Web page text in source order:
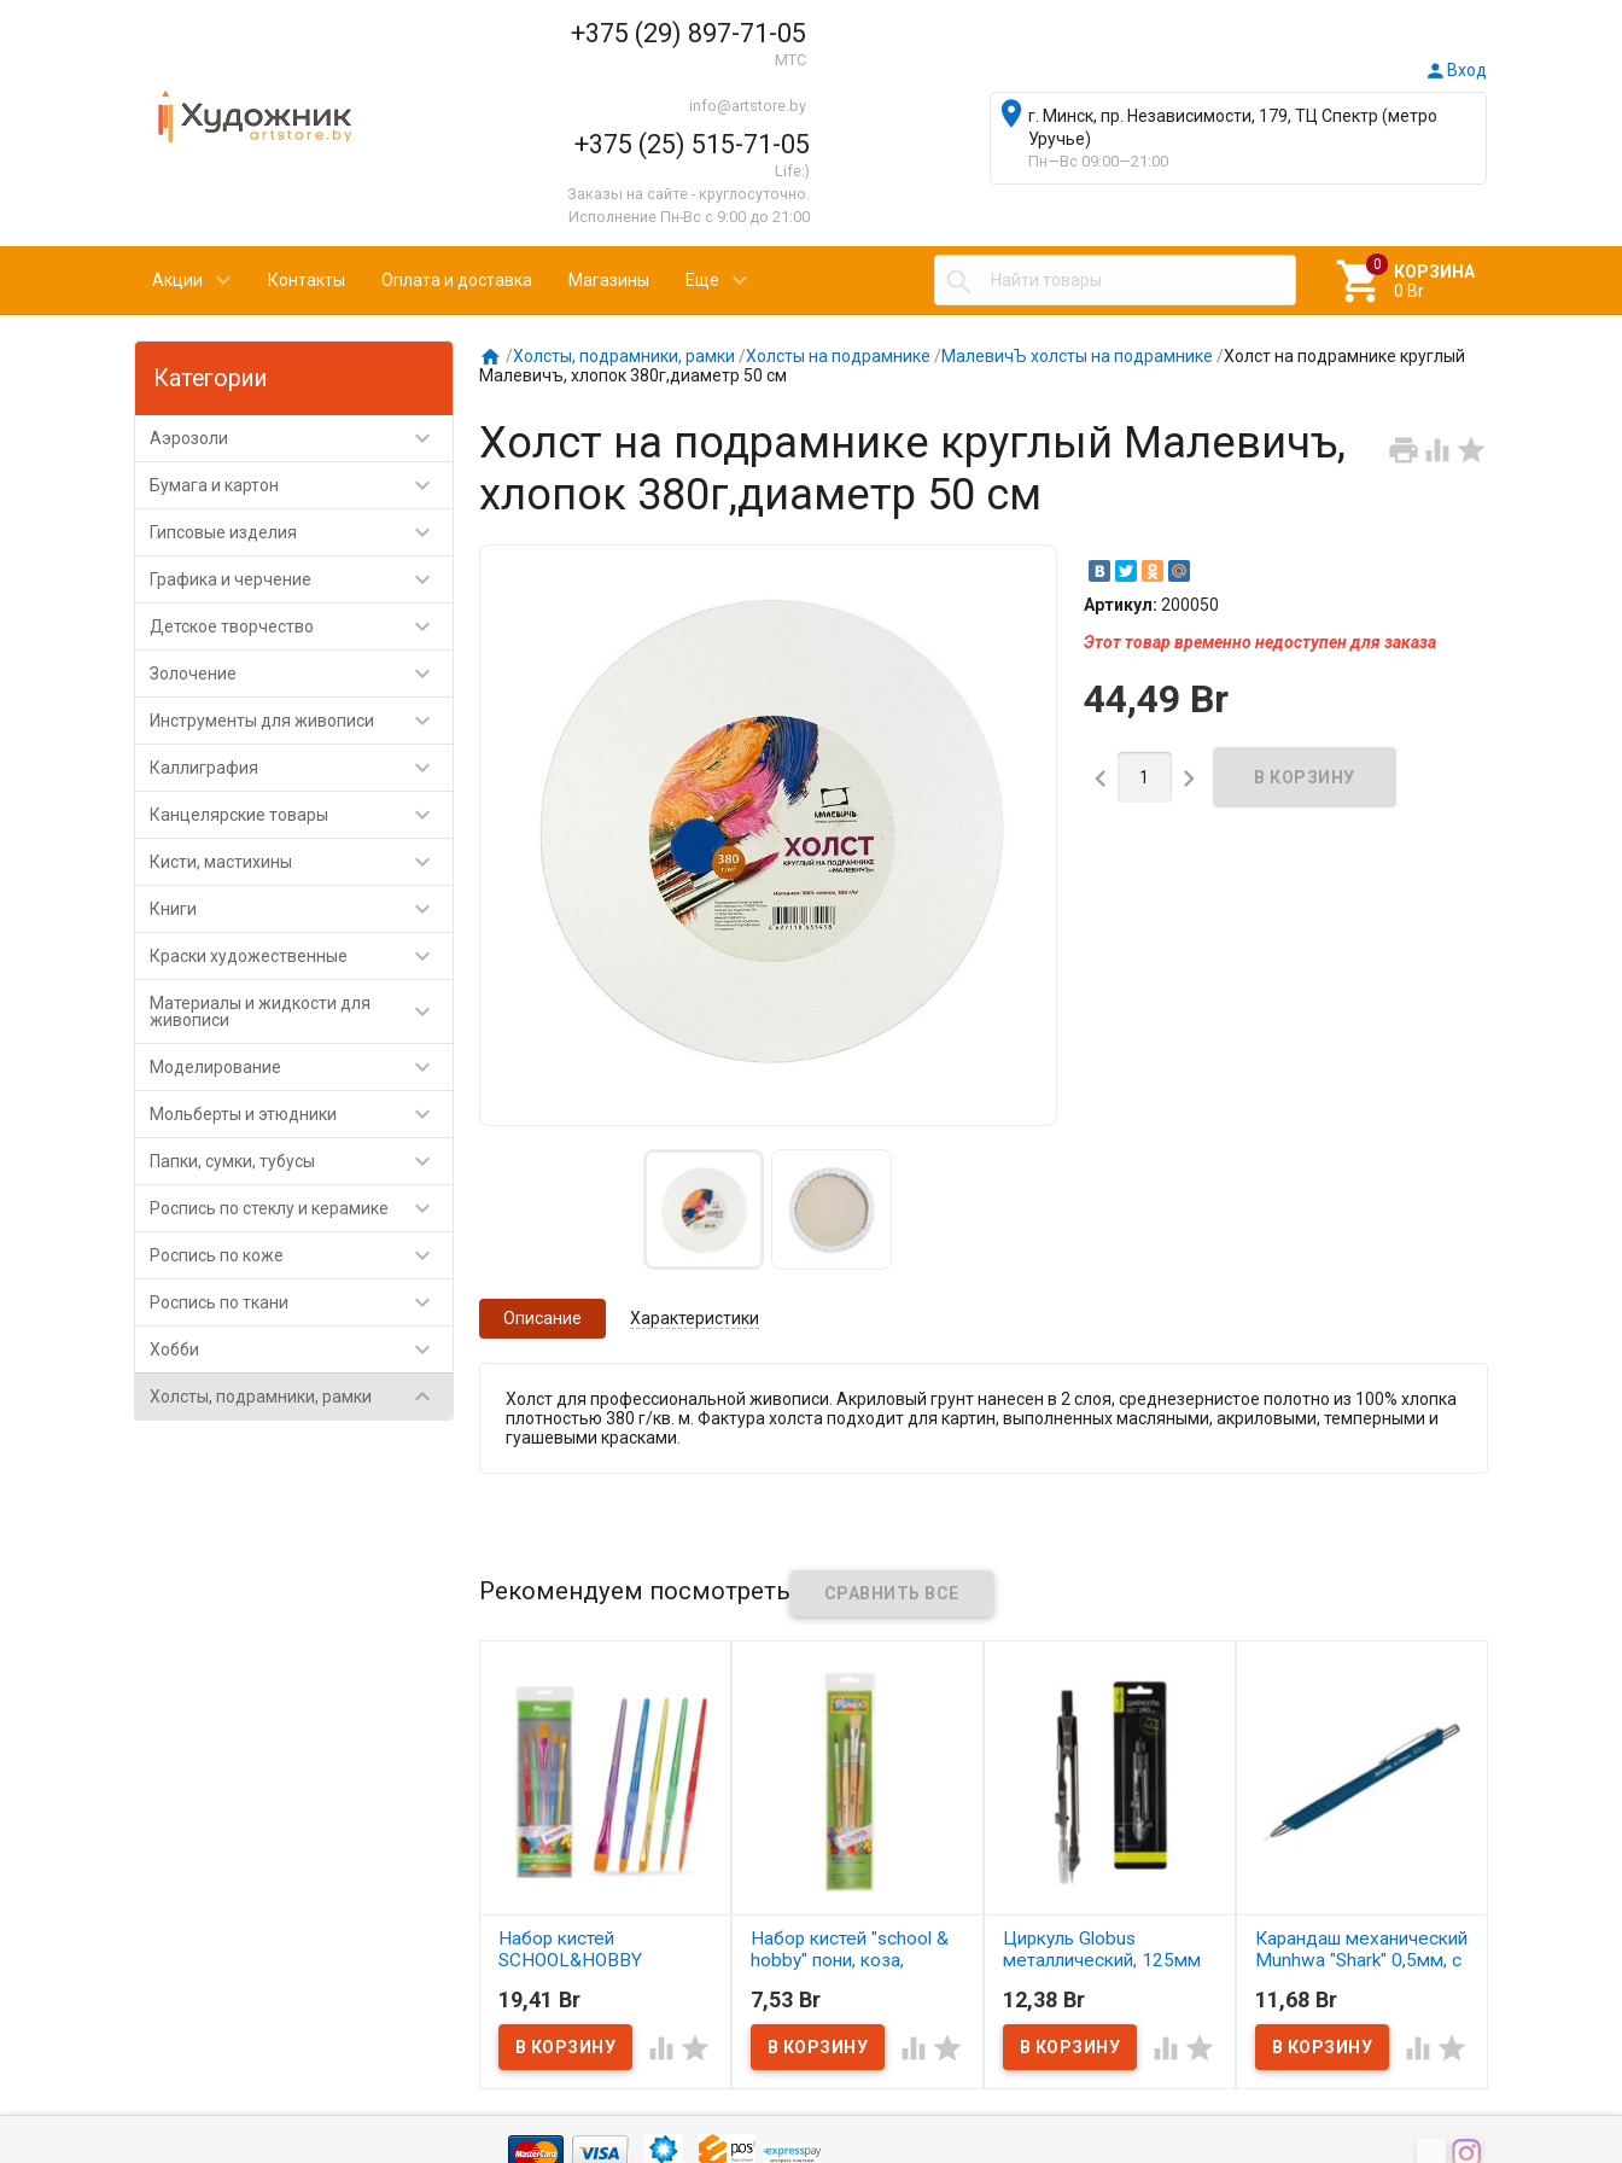
+375 (29) 897-71-05
МТС
info@artstore.by
+375 (25) 515-71-05
Life:)
Заказы на сайте - круглосуточно.
Исполнение Пн-Вс с 9:00 до 21:00
Вход
г. Минск, пр. Независимости, 179, ТЦ Спектр (метро
Уручье)
Пн—Вс 09:00—21:00
Акции Контакты Оплата и доставка Магазины Еще  
КОРЗИНА
0 Br
Категории
Аэрозоли 
Бумага и картон 
Гипсовые изделия 
Графика и черчение 
Детское творчество 
Золочение 
Инструменты для живописи 
Каллиграфия 
Канцелярские товары 
Кисти, мастихины 
Книги 
Краски художественные 
Материалы и жидкости для
живописи

Моделирование 
Мольберты и этюдники 
Папки, сумки, тубусы 
Роспись по стеклу и керамике 
Роспись по коже 
Роспись по ткани 
Хобби 
Холсты, подрамники, рамки 
 /Холсты, подрамники, рамки /Холсты на подрамнике /МалевичЪ холсты на подрамнике /Холст на подрамнике круглый
Малевичъ, хлопок 380г,диаметр 50 см
  
Холст на подрамнике круглый Малевичъ,
хлопок 380г,диаметр 50 см
Артикул: 200050
Этот товар временно недоступен для заказа
44,49 Br
 
Описание Характеристики
Холст для профессиональной живописи. Акриловый грунт нанесен в 2 слоя, среднезернистое полотно из 100% хлопка
плотностью 380 г/кв. м. Фактура холста подходит для картин, выполненных масляными, акриловыми, темперными и
гуашевыми красками.
Рекомендуем посмотреть
Набор кистей
SCHOOL&HOBBY
АССОРТИ
В наличии
19,41 Br
 
Набор кистей "school &
hobby" пони, коза,
В наличии
7,53 Br
 
Циркуль Globus
металлический, 125мм
В наличии
12,38 Br
 
Карандаш механический
Munhwa "Shark" 0,5мм, с
В наличии
11,68 Br
 